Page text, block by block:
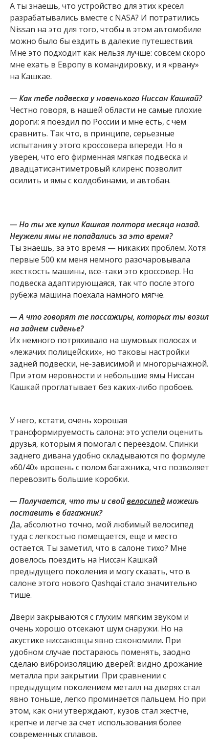
А ты знаешь, что устройство для этих кресел
разрабатывались вместе с NASA? И потратились
Nissan на это для того, чтобы в этом автомобиле
можно было бы ездить в далекие путешествия.
Мне это подходит как нельзя лучше: совсем скоро
мне ехать в Европу в командировку, и я «рвану»
на Кашкае.
— Как тебе подвеска у новенького Ниссан Кашкай?
Честно говоря, в нашей области не самые плохие
дороги: я поездил по России и мне есть, с чем
сравнить. Так что, в принципе, серьезные
испытания у этого кроссовера впереди. Но я
уверен, что его фирменная мягкая подвеска и
двадцатисантиметровый клиренс позволит
осилить и ямы с колдобинами, и автобан.
— Но ты же купил Кашкая полтора месяца назад.
Неужели ямы не попадались за это время?
Ты знаешь, за это время — никаких проблем. Хотя
первые 500 км меня немного разочаровывала
жесткость машины, все-таки это кроссовер. Но
подвеска адаптирующаяся, так что после этого
рубежа машина поехала намного мягче.
— А что говорят те пассажиры, которых ты возил
на заднем сиденье?
Их немного потряхивало на шумовых полосах и
«лежачих полицейских», но таковы настройки
задней подвески, не-зависимой и многорычажной.
При этом неровности и небольшие ямы Ниссан
Кашкай проглатывает без каких-либо пробоев.
У него, кстати, очень хорошая
трансформируемость салона: это успели оценить
друзья, которым я помогал с переездом. Спинки
заднего дивана удобно складываются по формуле
«60/40» вровень с полом багажника, что позволяет
перевозить большие коробки.
— Получается, что ты и свойвелосипедможешь
поставить в багажник?
Да, абсолютно точно, мой любимый велосипед
туда с легкостью помещается, еще и место
остается. Ты заметил, что в салоне тихо? Мне
довелось поездить на Ниссан Кашкай
предыдущего поколения и могу сказать, что в
салоне этого нового Qashqai стало значительно
тише.
Двери закрываются с глухим мягким звуком и
очень хорошо отсекают шум снаружи. Но на
акустике ниссановцы явно сэкономили. При
удобном случае постараюсь поменять, заодно
сделаю виброизоляцию дверей: видно дрожание
металла при закрытии. При сравнении с
предыдущим поколением металл на дверях стал
явно тоньше, легко проминается пальцем. Но при
этом, как они утверждают, кузов стал жестче,
крепче и легче за счет использования более
современных сплавов.